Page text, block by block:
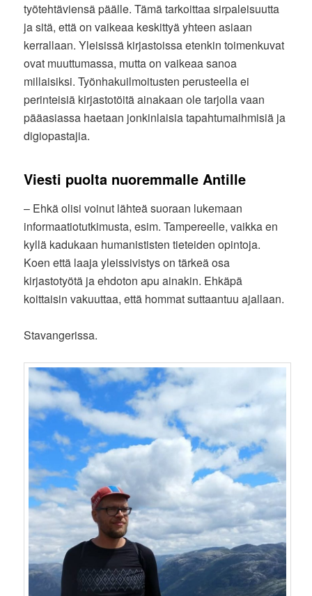
työtehtäviensä päälle. Tämä tarkoittaa sirpaleisuutta
ja sitä, että on vaikeaa keskittyä yhteen asiaan
kerrallaan. Yleisissä kirjastoissa etenkin toimenkuvat
ovat muuttumassa, mutta on vaikeaa sanoa
millaisiksi. Työnhakuilmoitusten perusteella ei
perinteisiä kirjastotöitä ainakaan ole tarjolla vaan
pääasiassa haetaan jonkinlaisia tapahtumaihmisiä ja
digiopastajia.
Viesti puolta nuoremmalle Antille
– Ehkä olisi voinut lähteä suoraan lukemaan
informaatiotutkimusta, esim. Tampereelle, vaikka en
kyllä kadukaan humanististen tieteiden opintoja.
Koen että laaja yleissivistys on tärkeä osa
kirjastotyötä ja ehdoton apu ainakin. Ehkäpä
koittaisin vakuuttaa, että hommat suttaantuu ajallaan.
Stavangerissa.